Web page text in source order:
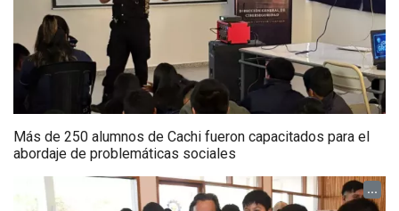
Más de 250 alumnos de Cachi fueron capacitados para el
abordaje de problemáticas sociales
...